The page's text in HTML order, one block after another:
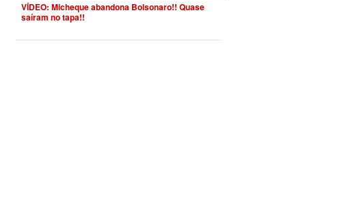
VÍDEO: Micheque abandona Bolsonaro!! Quase
saíram no tapa!!